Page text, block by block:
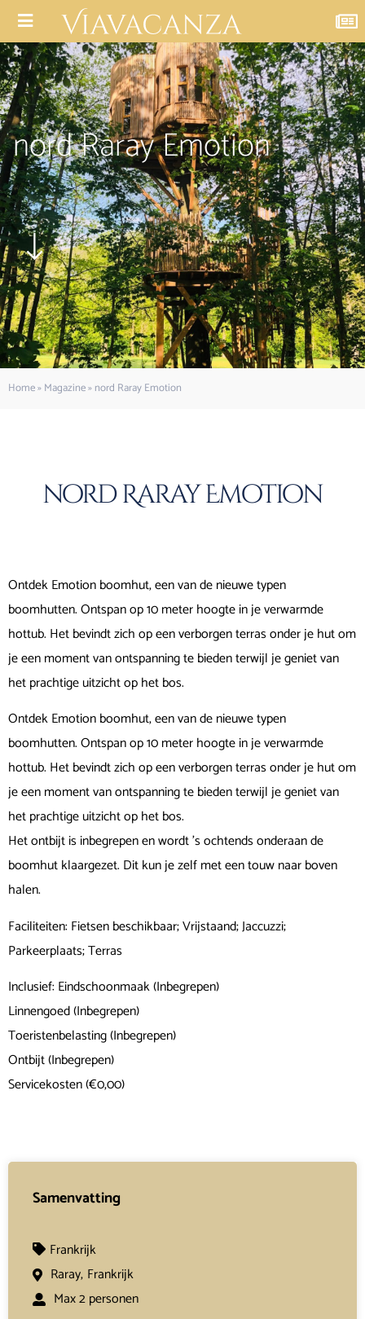
nord Raray Emotion
Home»Magazine»nord Raray Emotion
nord Raray Emotion
Ontdek Emotion boomhut, een van de nieuwe typen
boomhutten. Ontspan op 10 meter hoogte in je verwarmde
hottub. Het bevindt zich op een verborgen terras onder je hut om
je een moment van ontspanning te bieden terwijl je geniet van
het prachtige uitzicht op het bos.
Ontdek Emotion boomhut, een van de nieuwe typen
boomhutten. Ontspan op 10 meter hoogte in je verwarmde
hottub. Het bevindt zich op een verborgen terras onder je hut om
je een moment van ontspanning te bieden terwijl je geniet van
het prachtige uitzicht op het bos.
Het ontbijt is inbegrepen en wordt ’s ochtends onderaan de
boomhut klaargezet. Dit kun je zelf met een touw naar boven
halen.
Faciliteiten: Fietsen beschikbaar; Vrijstaand; Jaccuzzi;
Parkeerplaats; Terras
Inclusief: Eindschoonmaak (Inbegrepen)
Linnengoed (Inbegrepen)
Toeristenbelasting (Inbegrepen)
Ontbijt (Inbegrepen)
Servicekosten (€0,00)
Samenvatting
Frankrijk
Raray, Frankrijk
Max 2 personen